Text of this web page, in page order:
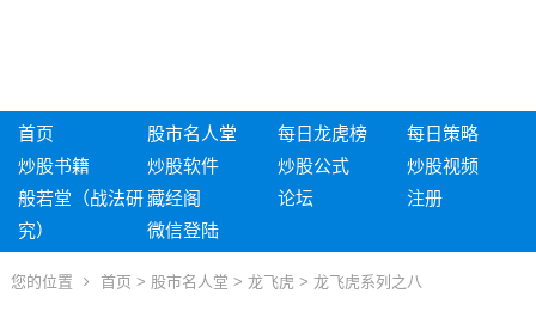
首页 股市名人堂 每日龙虎榜
每日策略
炒股书籍
炒股软件 炒股公式
炒股视频
般若堂（战法研
究）
藏经阁 论坛
注册
微信登陆
您的位置 首页 > 股市名人堂 > 龙飞虎 > 龙飞虎系列之八